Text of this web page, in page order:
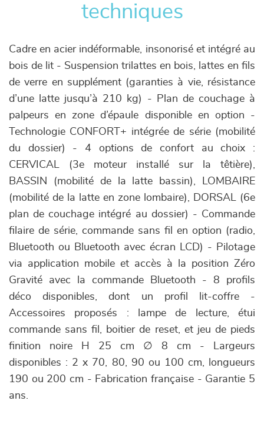
techniques
Cadre en acier indéformable, insonorisé et intégré au
bois de lit - Suspension trilattes en bois, lattes en fils
de verre en supplément (garanties à vie, résistance
d’une latte jusqu’à 210 kg) - Plan de couchage à
palpeurs en zone d’épaule disponible en option -
Technologie CONFORT+ intégrée de série (mobilité
du dossier) - 4 options de confort au choix :
CERVICAL (3e moteur installé sur la têtière),
BASSIN (mobilité de la latte bassin), LOMBAIRE
(mobilité de la latte en zone lombaire), DORSAL (6e
plan de couchage intégré au dossier) - Commande
filaire de série, commande sans fil en option (radio,
Bluetooth ou Bluetooth avec écran LCD) - Pilotage
via application mobile et accès à la position Zéro
Gravité avec la commande Bluetooth - 8 profils
déco disponibles, dont un profil lit-coffre -
Accessoires proposés : lampe de lecture, étui
commande sans fil, boitier de reset, et jeu de pieds
finition noire H 25 cm ∅ 8 cm - Largeurs
disponibles : 2 x 70, 80, 90 ou 100 cm, longueurs
190 ou 200 cm - Fabrication française - Garantie 5
ans.